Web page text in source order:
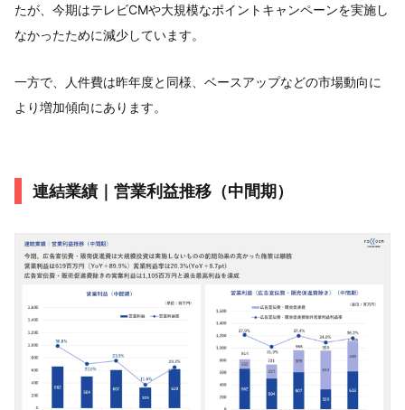
たが、今期はテレビCMや大規模なポイントキャンペーンを実施し
なかったために減少しています。
一方で、人件費は昨年度と同様、ベースアップなどの市場動向に
より増加傾向にあります。
連結業績｜営業利益推移（中間期）